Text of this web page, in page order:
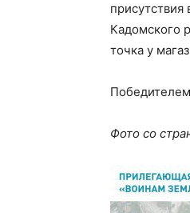
Кадомского
точка у
Фото со